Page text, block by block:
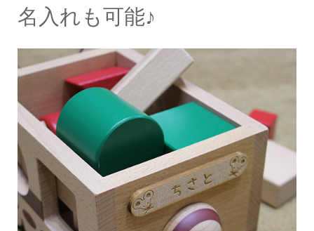
名入れも可能♪